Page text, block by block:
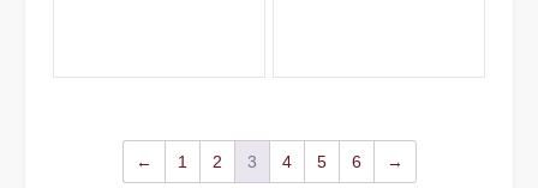
← 1 2 3 4 5 6 →